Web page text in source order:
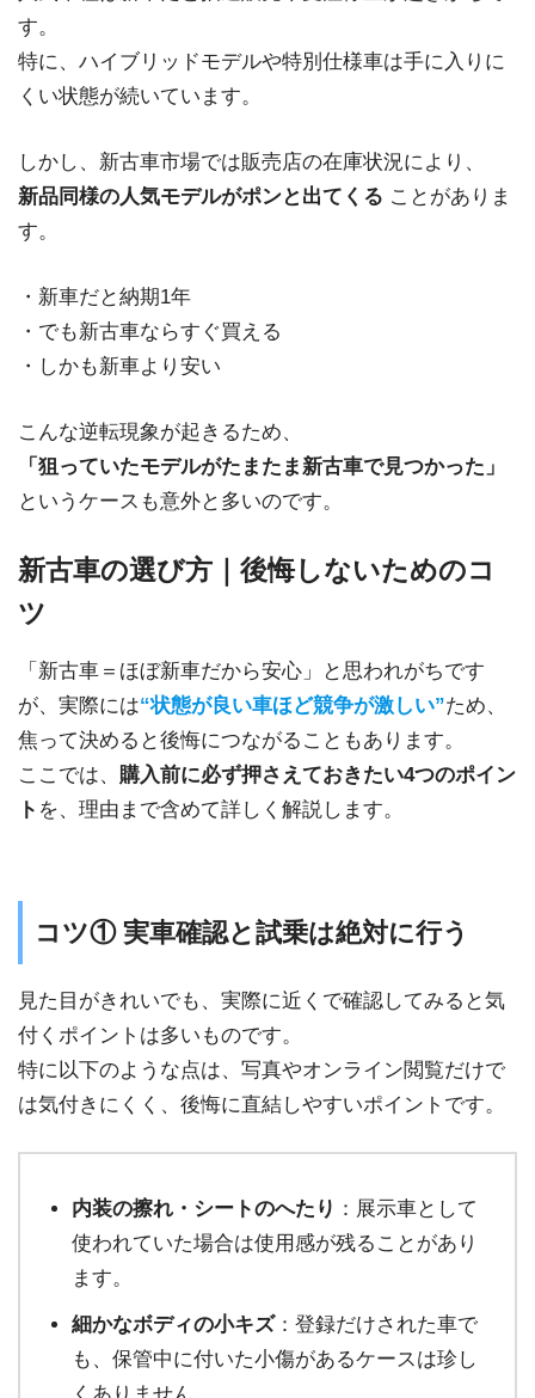
す。
特に、ハイブリッドモデルや特別仕様車は手に入りに
くい状態が続いています。
しかし、新古車市場では販売店の在庫状況により、
新品同様の人気モデルがポンと出てくる ことがありま
す。
・新車だと納期1年
・でも新古車ならすぐ買える
・しかも新車より安い
こんな逆転現象が起きるため、
「狙っていたモデルがたまたま新古車で見つかった」
というケースも意外と多いのです。
新古車の選び方｜後悔しないためのコ
ツ
「新古車＝ほぼ新車だから安心」と思われがちです
が、実際には“状態が良い車ほど競争が激しい”ため、
焦って決めると後悔につながることもあります。
ここでは、 購入前に必ず押さえておきたい4つのポイン
ト を、理由まで含めて詳しく解説します。
コツ① 実車確認と試乗は絶対に行う
見た目がきれいでも、実際に近くで確認してみると気
付くポイントは多いものです。
特に以下のような点は、写真やオンライン閲覧だけで
は気付きにくく、後悔に直結しやすいポイントです。
内装の擦れ・シートのへたり ：展示車として
使われていた場合は使用感が残ることがあり
ます。
細かなボディの小キズ：登録だけされた車で
も、保管中に付いた小傷があるケースは珍し